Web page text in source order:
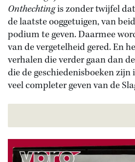
Onthechtingis zonder twijfel
de laatste ooggetuigen, van
podium te geven. Daarmee
van de vergetelheid gered. En
verhalen die verder gaan dan
die de geschiedenisboeken zijn
veel completer geven van de